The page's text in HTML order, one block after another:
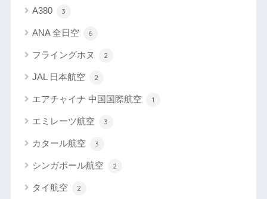
A380 3
ANA 全日空 6
フライングホヌ 2
JAL 日本航空 2
エアチャイナ 中国国際航空 1
エミレーツ航空 3
カタール航空 3
シンガポール航空 2
タイ航空 2